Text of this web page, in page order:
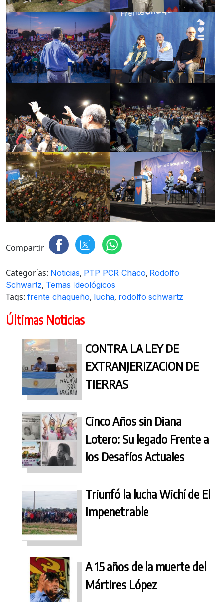
Compartir
Categorías: Noticias, PTP PCR Chaco, Rodolfo
Schwartz, Temas Ideológicos
Tags: frente chaqueño, lucha, rodolfo schwartz
Últimas Noticias
CONTRA LA LEY DE
EXTRANJERIZACION DE
TIERRAS
Cinco Años sin Diana
Lotero: Su legado Frente a
los Desafíos Actuales
Triunfó la lucha Wichí de El
Impenetrable
A 15 años de la muerte del
Mártires López